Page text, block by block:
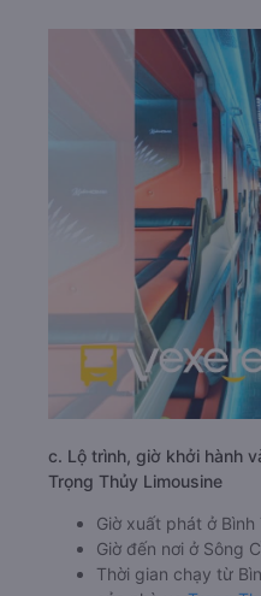
tưởng lựa chọn.
b. Hình ảnh xe Trọng
c. Lộ trình, giờ khởi hành
Trọng Thủy Limousine